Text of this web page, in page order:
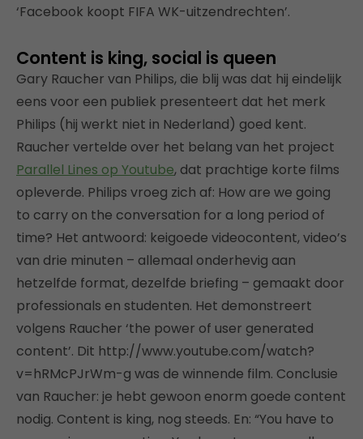
‘Facebook koopt FIFA WK-uitzendrechten’.
Content is king, social is queen
Gary Raucher van Philips, die blij was dat hij eindelijk
eens voor een publiek presenteert dat het merk
Philips (hij werkt niet in Nederland) goed kent.
Raucher vertelde over het belang van het project
Parallel Lines op Youtube, dat prachtige korte films
opleverde. Philips vroeg zich af: How are we going
to carry on the conversation for a long period of
time? Het antwoord: keigoede videocontent, video’s
van drie minuten – allemaal onderhevig aan
hetzelfde format, dezelfde briefing – gemaakt door
professionals en studenten. Het demonstreert
volgens Raucher ‘the power of user generated
content’. Dit http://www.youtube.com/watch?
v=hRMcPJrWm-g was de winnende film. Conclusie
van Raucher: je hebt gewoon enorm goede content
nodig. Content is king, nog steeds. En: “You have to